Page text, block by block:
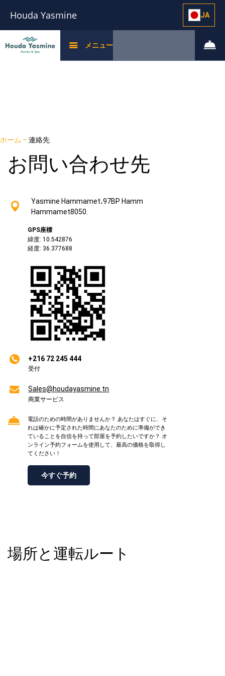
Houda Yasmine JA
メニュー
ホーム – 連絡先
お問い合わせ先
Yasmine Hammamet،97BP Hamm
Hammamet8050.
GPS座標
緯度: 10.542876
経度: 36.377688
+216 72 245 444
受付
Sales@houdayasmine.tn
商業サービス
電話のための時間がありませんか？ あなたはすぐに、そ
れは確かに予定された時間にあなたのために準備ができ
ていることを自信を持って部屋を予約したいですか？ オ
ンライン予約フォームを使用して、最高の価格を取得し
てください！
今すぐ予約
場所と運転ルート